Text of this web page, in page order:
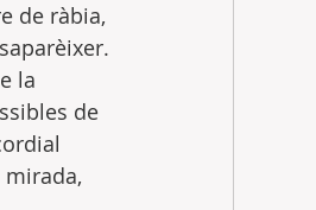
de ràbia,
la
de